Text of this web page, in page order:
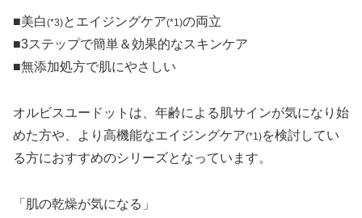
■美白(*3)とエイジングケア(*1)の両立
■3ステップで簡単＆効果的なスキンケア
■無添加処方で肌にやさしい
オルビスユードットは、年齢による肌サインが気になり始
めた方や、より高機能なエイジングケア(*1)を検討してい
る方におすすめのシリーズとなっています。
「肌の乾燥が気になる」